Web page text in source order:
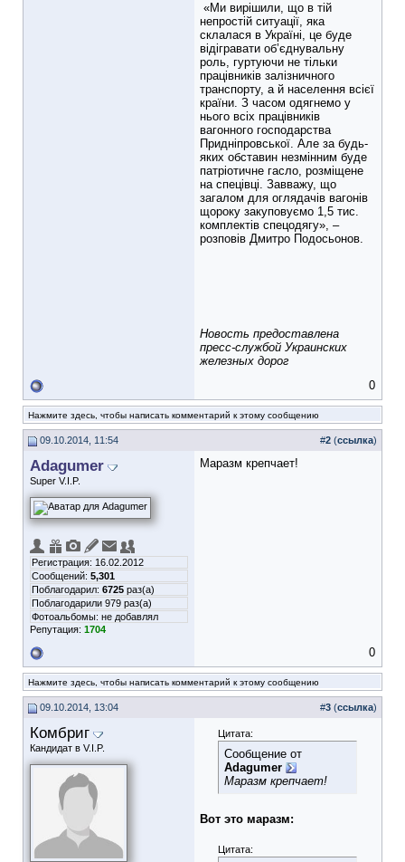
«Ми вирішили, що в тій
непростій ситуації, яка
склалася в Україні, це буде
відігравати об’єднувальну
роль, гуртуючи не тільки
працівників залізничного
транспорту, а й населення всієї
країни. З часом одягнемо у
нього всіх працівників
вагонного господарства
Придніпровської. Але за будь-
яких обставин незмінним буде
патріотичне гасло, розміщене
на спецівці. Завважу, що
загалом для оглядачів вагонів
щороку закуповуємо 1,5 тис.
комплектів спецодягу», –
розповів Дмитро Подосьонов.
Новость предоставлена
пресс-службой Украинских
железных дорог
0
Нажмите здесь, чтобы написать комментарий к этому сообщению
09.10.2014, 11:54 #2 (ссылка)
Adagumer
Super V.I.P.
Регистрация: 16.02.2012
Сообщений: 5,301
Поблагодарил: 6725 раз(а)
Поблагодарили 979 раз(а)
Фотоальбомы: не добавлял
Репутация: 1704
Маразм крепчает!
0
Нажмите здесь, чтобы написать комментарий к этому сообщению
09.10.2014, 13:04 #3 (ссылка)
Комбриг
Кандидат в V.I.P.
Цитата:
Сообщение от
Adagumer
Маразм крепчает!
Вот это маразм:
Цитата: